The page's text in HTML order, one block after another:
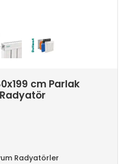
cm Parlak
Radyatörler